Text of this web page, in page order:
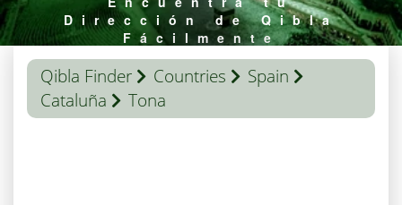
Dirección de Qibla
Fácilmente
Qibla Finder Countries
Spain
Cataluña
Tona